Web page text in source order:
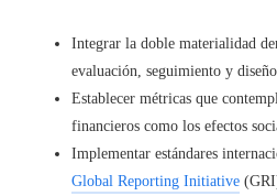
Integrar la doble materialidad
evaluación, seguimiento y
Establecer métricas que
financieros como los efectos
Implementar estándares
Global Reporting Initiative